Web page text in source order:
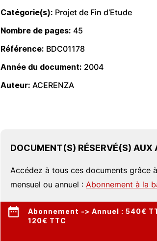
Catégorie(s) Projet de Fin d’Etude
Nombre de pages 45
Référence BDC01178
Année du document 2004
Auteur ACERENZA
DOCUMENT(S) RÉSERVÉ(S) AUX
Accédez à tous ces documents grâce
mensuel ou annuel : Abonnement à la
Abonnement -> Annuel : 540€
120€ TTC